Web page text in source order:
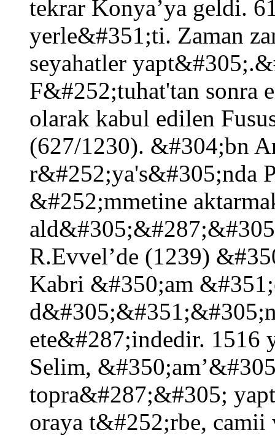
tekrar Konya’ya geldi.
yerle&#351;ti. Zaman
seyahatler
F&#252;tuhat'tan sonra
olarak kabul edilen
(627/1230). &#304;bn
r&#252;ya's&#305;nda
&#252;mmetine
R.Evvel’de (1239)
Kabri &#350;am
ete&#287;indedir. 1516
Selim,
topra&#287;&#305;
oraya t&#252;rbe,